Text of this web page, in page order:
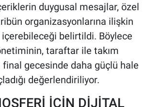
duygusal mesajlar, özel
organizasyonlarına ilişkin
belirtildi. Böylece
taraftar ile takım
final gecesinde daha güçlü hale
değerlendiriliyor.
İÇİN DİJİTAL